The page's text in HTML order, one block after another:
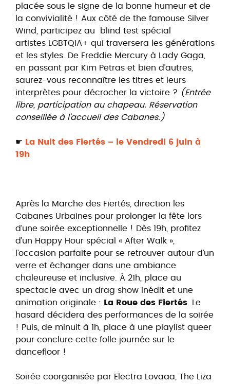
placée sous le signe de la bonne humeur et de
la convivialité ! Aux côté de the famouse Silver
Wind, participez au blind test spécial
artistes LGBTQIA+ qui traversera les générations
et les styles. De Freddie Mercury à Lady Gaga,
en passant par Kim Petras et bien d’autres,
saurez-vous reconnaître les titres et leurs
interprètes pour décrocher la victoire ? (Entrée
libre, participation au chapeau. Réservation
conseillée à l’accueil des Cabanes.)
☛
La Nuit des Fiertés – le Vendredi 6 juin à
19h
Après la Marche des Fiertés, direction les
Cabanes Urbaines pour prolonger la fête lors
d’une soirée exceptionnelle ! Dès 19h, profitez
d’un Happy Hour spécial « After Walk »,
l’occasion parfaite pour se retrouver autour d’un
verre et échanger dans une ambiance
chaleureuse et inclusive. À 21h, place au
spectacle avec un drag show inédit et une
animation originale :
La Roue des Fiertés. Le
hasard décidera des performances de la soirée
! Puis, de minuit à 1h, place à une playlist queer
pour conclure cette folle journée sur le
dancefloor !
Soirée coorganisée par Electra Lovaaa, The Liza